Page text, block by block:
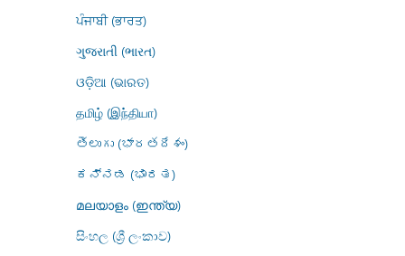
ਪੰਜਾਬੀ (ਭਾਰਤ)
ગુજરાતી (ભારત)
ଓଡ଼ିଆ (ଭାରତ)
தமிழ் (இந்தியா)
తెలుగు (భారతదేశం)
ಕನ್ನಡ (ಭಾರತ)
മലയാളം (ഇന്ത്യ)
සිංහල (ශ්‍රී ලංකාව)